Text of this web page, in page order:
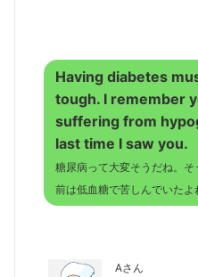
Having diabetes
tough. I remember
suffering from
last time I saw you.
糖尿病って大変そうだね。そ
前は低血糖で苦しんでいたよ
Aさん